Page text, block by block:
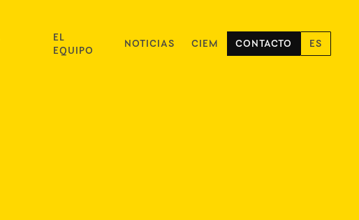
EL
EQUIPO
NOTICIAS CIEM CONTACTO ES